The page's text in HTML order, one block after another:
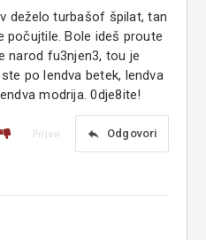
deželo turbašof špilat, tan
počujtile. Bole ideš proute
narod fu3njen3, tou je
po lendva betek, lendva
modrija. 0dje8ite!
reply Odgovori
Prijavi